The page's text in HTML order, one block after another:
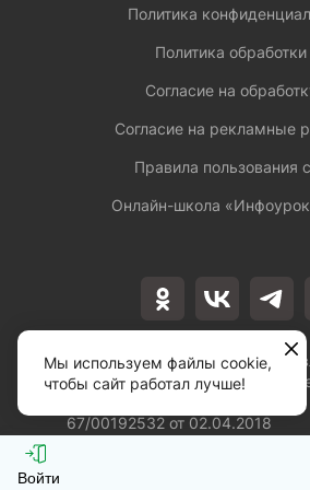
Войти
Лицензия на
образовательной
67/00192532 от 02.04.2018
Политика
Политика
Согласие на
Согласие на рекламные
Правила пользования
Онлайн-школа
Мы используем файлы cookie,
чтобы сайт работал лучше!